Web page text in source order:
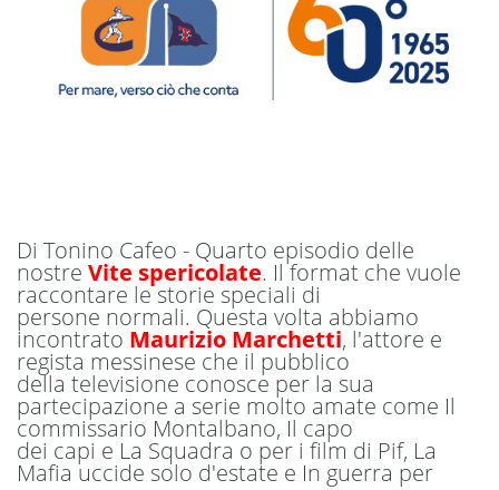
Di Tonino Cafeo - Quarto episodio delle
nostre Vite spericolate. Il format che vuole
raccontare le storie speciali di
persone normali. Questa volta abbiamo
incontrato Maurizio Marchetti, l'attore e
regista messinese che il pubblico
della televisione conosce per la sua
partecipazione a serie molto amate come Il
commissario Montalbano, Il capo
dei capi e La Squadra o per i film di Pif, La
Mafia uccide solo d'estate e In guerra per